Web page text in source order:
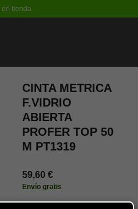
CINTA METRICA
F.VIDRIO
ABIERTA
PROFER TOP 50
M PT1319
59,60 €
Envío gratis